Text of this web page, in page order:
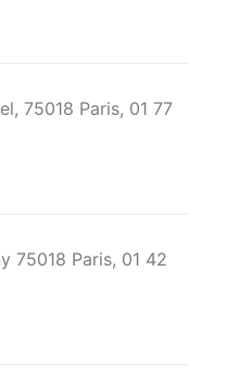
75018 Paris, 01 77
75018 Paris, 01 42